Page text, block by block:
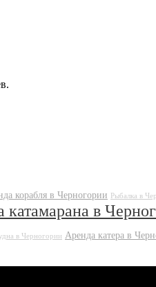
корабля в Черногории Рыбалка в
катамарана в
в Черногории Аренда катера в